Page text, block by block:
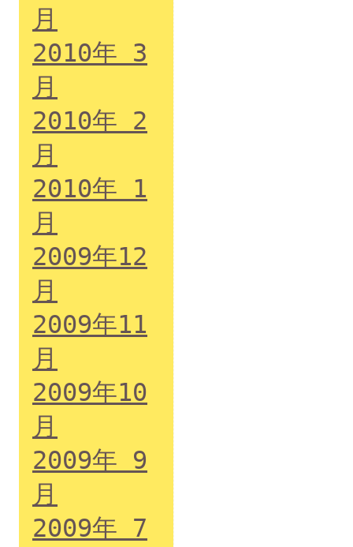
月
2010年 3
月
2010年 2
月
2010年 1
月
2009年12
月
2009年11
月
2009年10
月
2009年 9
月
2009年 7